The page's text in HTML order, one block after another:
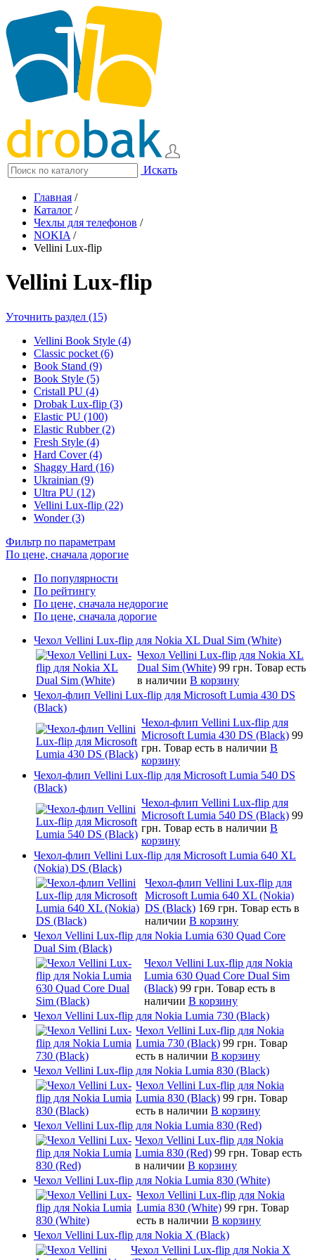
Искать
Главная /
Каталог /
Чехлы для телефонов /
NOKIA /
Vellini Lux-flip
Vellini Lux-flip
Уточнить раздел (15)
Vellini Book Style (4)
Classic pocket (6)
Book Stand (9)
Book Style (5)
Cristall PU (4)
Drobak Lux-flip (3)
Elastic PU (100)
Elastic Rubber (2)
Fresh Style (4)
Hard Cover (4)
Shaggy Hard (16)
Ukrainian (9)
Ultra PU (12)
Vellini Lux-flip (22)
Wonder (3)
Фильтр по параметрам
По цене, сначала дорогие
По популярности
По рейтингу
По цене, сначала недорогие
По цене, сначала дорогие
Чехол Vellini Lux-flip для Nokia XL Dual Sim (White)
Чехол Vellini Lux-flip для Nokia XL
Dual Sim (White) 99 грн. Товар есть
в наличии В корзину
Чехол-флип Vellini Lux-flip для Microsoft Lumia 430 DS
(Black)
Чехол-флип Vellini Lux-flip для
Microsoft Lumia 430 DS (Black) 99
грн. Товар есть в наличии В
корзину
Чехол-флип Vellini Lux-flip для Microsoft Lumia 540 DS
(Black)
Чехол-флип Vellini Lux-flip для
Microsoft Lumia 540 DS (Black) 99
грн. Товар есть в наличии В
корзину
Чехол-флип Vellini Lux-flip для Microsoft Lumia 640 XL
(Nokia) DS (Black)
Чехол-флип Vellini Lux-flip для
Microsoft Lumia 640 XL (Nokia)
DS (Black) 169 грн. Товар есть в
наличии В корзину
Чехол Vellini Lux-flip для Nokia Lumia 630 Quad Core
Dual Sim (Black)
Чехол Vellini Lux-flip для Nokia
Lumia 630 Quad Core Dual Sim
(Black) 99 грн. Товар есть в
наличии В корзину
Чехол Vellini Lux-flip для Nokia Lumia 730 (Black)
Чехол Vellini Lux-flip для Nokia
Lumia 730 (Black) 99 грн. Товар
есть в наличии В корзину
Чехол Vellini Lux-flip для Nokia Lumia 830 (Black)
Чехол Vellini Lux-flip для Nokia
Lumia 830 (Black) 99 грн. Товар
есть в наличии В корзину
Чехол Vellini Lux-flip для Nokia Lumia 830 (Red)
Чехол Vellini Lux-flip для Nokia
Lumia 830 (Red) 99 грн. Товар есть
в наличии В корзину
Чехол Vellini Lux-flip для Nokia Lumia 830 (White)
Чехол Vellini Lux-flip для Nokia
Lumia 830 (White) 99 грн. Товар
есть в наличии В корзину
Чехол Vellini Lux-flip для Nokia X (Black)
Чехол Vellini Lux-flip для Nokia X